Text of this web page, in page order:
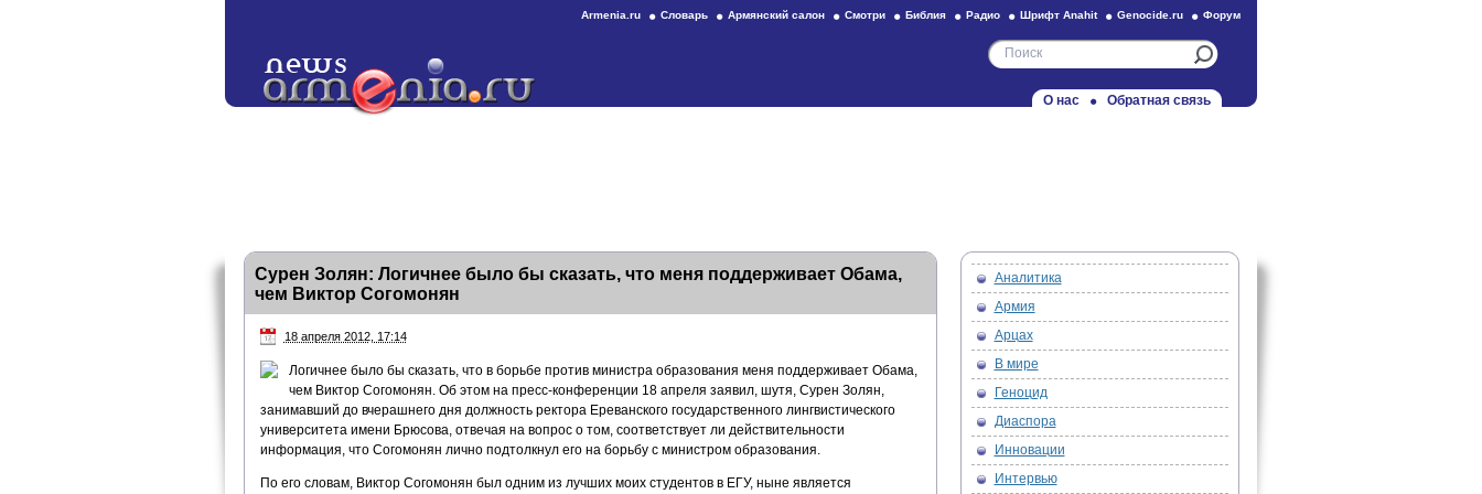
Armenia.ru Словарь Армянский салон Смотри Библия Радио Шрифт Anahit Genocide.ru Форум
О нас Обратная связь
Сурен Золян: Логичнее было бы сказать, что меня поддерживает Обама,
чем Виктор Согомонян
18 апреля 2012, 17:14
Логичнее было бы сказать, что в борьбе против министра образования меня поддерживает Обама,
чем Виктор Согомонян. Об этом на пресс-конференции 18 апреля заявил, шутя, Сурен Золян,
занимавший до вчерашнего дня должность ректора Ереванского государственного лингвистического
университета имени Брюсова, отвечая на вопрос о том, соответствует ли действительности
информация, что Согомонян лично подтолкнул его на борьбу с министром образования.
По его словам, Виктор Согомонян был одним из лучших моих студентов в ЕГУ, ныне является
Аналитика
Армия
Арцах
В мире
Геноцид
Диаспора
Инновации
Интервью